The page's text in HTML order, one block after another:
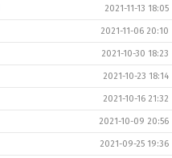
2021-11-13 18:05
2021-11-06 20:10
2021-10-30 18:23
2021-10-23 18:14
2021-10-16 21:32
2021-10-09 20:56
2021-09-25 19:36